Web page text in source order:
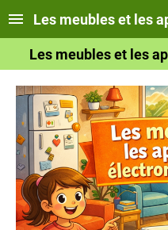
Les meubles et les
Les meubles et les